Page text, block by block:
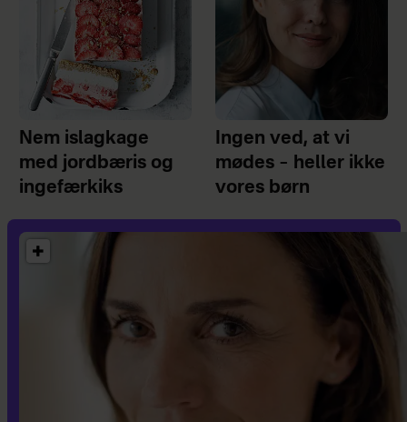
Nem islagkage
med jordbæris og
ingefærkiks
Ingen ved, at vi
mødes – heller ikke
vores børn